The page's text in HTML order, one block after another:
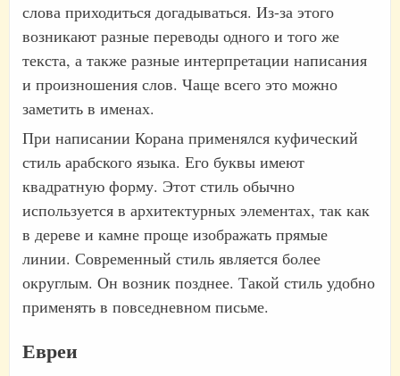
слова приходиться догадываться. Из-за этого
возникают разные переводы одного и того же
текста, а также разные интерпретации написания
и произношения слов. Чаще всего это можно
заметить в именах.
При написании Корана применялся куфический
стиль арабского языка. Его буквы имеют
квадратную форму. Этот стиль обычно
используется в архитектурных элементах, так как
в дереве и камне проще изображать прямые
линии. Современный стиль является более
округлым. Он возник позднее. Такой стиль удобно
применять в повседневном письме.
Евреи